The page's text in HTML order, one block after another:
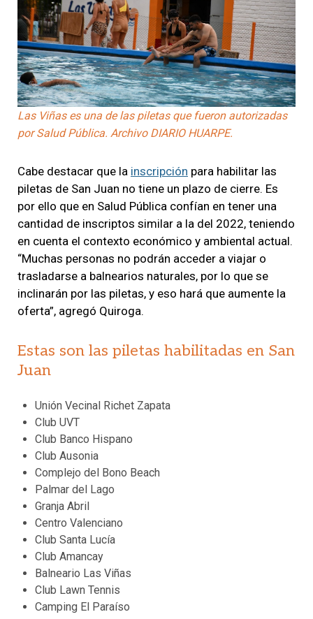
Las Viñas es una de las piletas que fueron autorizadas
por Salud Pública. Archivo DIARIO HUARPE.
Cabe destacar que la inscripción para habilitar las
piletas de San Juan no tiene un plazo de cierre. Es
por ello que en Salud Pública confían en tener una
cantidad de inscriptos similar a la del 2022, teniendo
en cuenta el contexto económico y ambiental actual.
“Muchas personas no podrán acceder a viajar o
trasladarse a balnearios naturales, por lo que se
inclinarán por las piletas, y eso hará que aumente la
oferta”, agregó Quiroga.
Estas son las piletas habilitadas en San
Juan
Unión Vecinal Richet Zapata
Club UVT
Club Banco Hispano
Club Ausonia
Complejo del Bono Beach
Palmar del Lago
Granja Abril
Centro Valenciano
Club Santa Lucía
Club Amancay
Balneario Las Viñas
Club Lawn Tennis
Camping El Paraíso